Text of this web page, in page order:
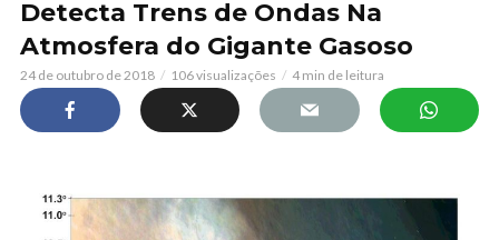
Detecta Trens de Ondas Na
Atmosfera do Gigante Gasoso
24 de outubro de 2018 106 visualizações 4 min de leitura